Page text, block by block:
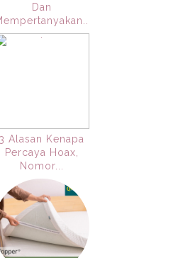
Dan
.
3 Alasan Kenapa
Percaya Hoax,
Nomor...